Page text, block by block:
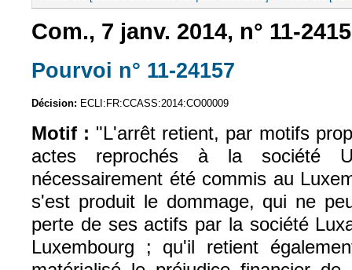
Com., 7 janv. 2014, n° 11-
Pourvoi n° 11-24157
Décision: ECLI:FR:CCASS:2014:CO00009
Motif : "L'arrêt retient, par motifs
actes reprochés à la société
nécessairement été commis au
s'est produit le dommage, qui ne
perte de ses actifs par la société
Luxembourg ; qu'il retient